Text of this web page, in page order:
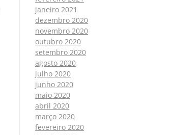
janeiro 2021
dezembro 2020
novembro 2020
outubro 2020
setembro 2020
agosto 2020
julho 2020
junho 2020
maio 2020
abril 2020
março 2020
fevereiro 2020